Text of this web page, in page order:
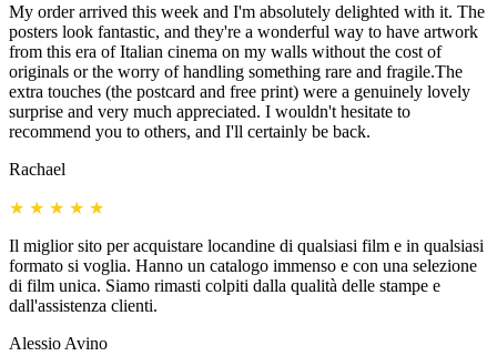
My order arrived this week and I'm absolutely delighted with it. The
posters look fantastic, and they're a wonderful way to have artwork
from this era of Italian cinema on my walls without the cost of
originals or the worry of handling something rare and fragile.The
extra touches (the postcard and free print) were a genuinely lovely
surprise and very much appreciated. I wouldn't hesitate to
recommend you to others, and I'll certainly be back.
Rachael
★ ★ ★ ★ ★
Il miglior sito per acquistare locandine di qualsiasi film e in qualsiasi
formato si voglia. Hanno un catalogo immenso e con una selezione
di film unica. Siamo rimasti colpiti dalla qualità delle stampe e
dall'assistenza clienti.
Alessio Avino